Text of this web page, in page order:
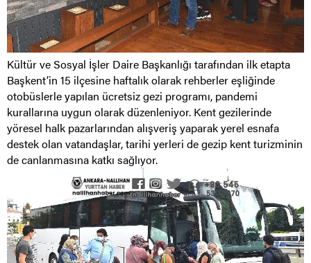
Kültür ve Sosyal İşler Daire Başkanlığı tarafından ilk etapta
Başkent’in 15 ilçesine haftalık olarak rehberler eşliğinde
otobüslerle yapılan ücretsiz gezi programı, pandemi
kurallarına uygun olarak düzenleniyor. Kent gezilerinde
yöresel halk pazarlarından alışveriş yaparak yerel esnafa
destek olan vatandaşlar, tarihi yerleri de gezip kent turizminin
de canlanmasına katkı sağlıyor.